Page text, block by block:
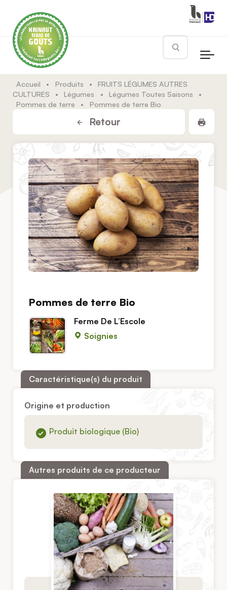
Rechercher
Accueil • Produits •
FRUITS LÉGUMES AUTRES
CULTURES
• Légumes • Légumes Toutes Saisons
•
Pommes de terre
• Pommes de terre Bio
Retour
Pommes de terre Bio
Ferme De L’Escole
Soignies
Caractéristique(s) du produit
Origine et production
Produit biologique (Bio)
Autres produits de ce producteur